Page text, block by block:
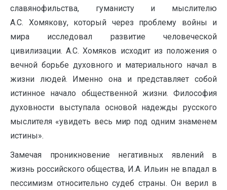
славянофильства, гуманисту и мыслителю
А.С. Хомякову, который через проблему войны и
мира исследовал развитие человеческой
цивилизации. А.С. Хомяков исходит из положения о
вечной борьбе духовного и материального начал в
жизни людей. Именно она и представляет собой
истинное начало общественной жизни. Философия
духовности выступала основой надежды русского
мыслителя «увидеть весь мир под одним знаменем
истины».
Замечая проникновение негативных явлений в
жизнь российского общества, И.А. Ильин не впадал в
пессимизм относительно судеб страны. Он верил в